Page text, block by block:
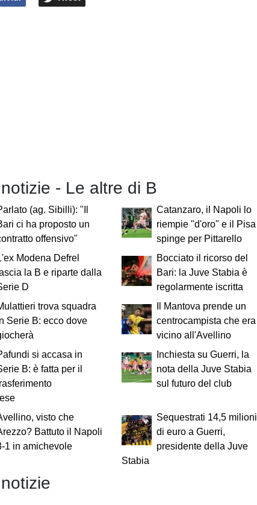
- Le altre di B
(ag. Sibilli): "Il
ci ha proposto un
offensivo"
Catanzaro, il Napoli lo
riempie "d'oro" e il Pisa
spinge per Pittarello
Modena Defrel
la B e riparte dalla
D
Bocciato il ricorso del
Bari: la Juve Stabia è
regolarmente iscritta
trova squadra
Serie B: ecco dove
Il Mantova prende un
centrocampista che era
vicino all'Avellino
si accasa in
B: è fatta per il
Inchiesta su Guerri, la
nota della Juve Stabia
sul futuro del club
visto che
Battuto il Napoli
1 in amichevole
Sequestrati 14,5 milioni
di euro a Guerri,
presidente della Juve
Stabia